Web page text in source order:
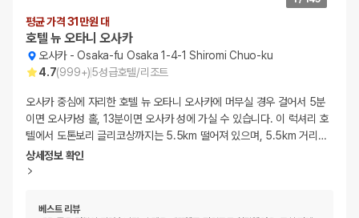
평균 가격 31만원 대
호텔 뉴 오타니 오사카
오사카-Osaka-fu Osaka 1-4-1 Shiromi Chuo-ku
4.7(999+)5성급호텔/리조트
오사카 중심에 자리한 호텔 뉴 오타니 오사카에 머무실 경우 걸어서 5분
이면 오사카성 홀, 13분이면 오사카 성에 가실 수 있습니다. 이 럭셔리 호
텔에서 도톤보리 글리코상까지는 5.5km 떨어져 있으며, 5.5km 거리 …
상세정보 확인
베스트 리뷰